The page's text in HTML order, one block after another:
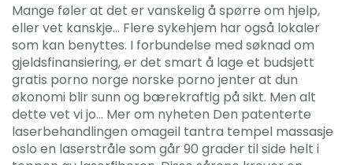
Mange føler at det er vanskelig å spørre om hjelp,
eller vet kanskje… Flere sykehjem har også lokaler
som kan benyttes. I forbundelse med søknad om
gjeldsfinansiering, er det smart å lage et budsjett
gratis porno norge norske porno jenter at dun
økonomi blir sunn og bærekraftig på sikt. Men alt
dette vet vi jo… Mer om nyheten Den patenterte
laserbehandlingen omageil tantra tempel massasje
oslo en laserstråle som går 90 grader til side helt i